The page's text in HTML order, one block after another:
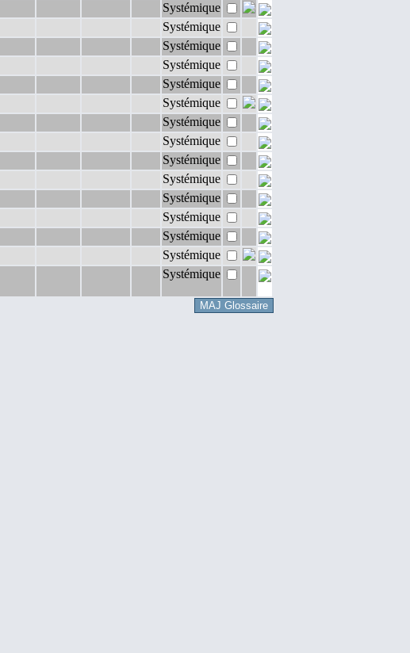
Systémique
Systémique
Systémique
Systémique
Systémique
Systémique
Systémique
Systémique
Systémique
Systémique
Systémique
Systémique
Systémique
Systémique
Systémique